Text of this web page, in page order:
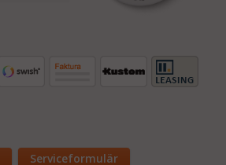
Serviceformulär